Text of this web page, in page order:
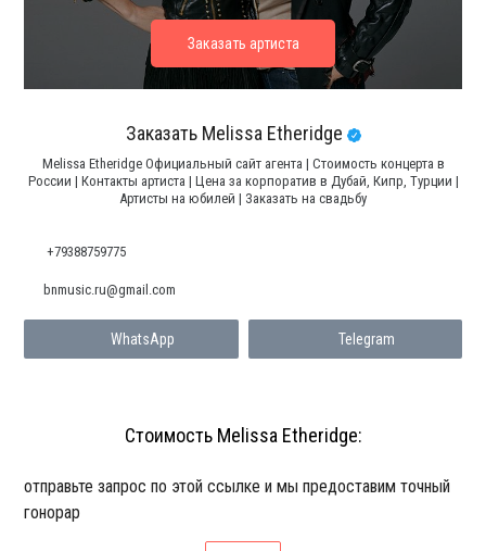
Заказать Melissa Etheridge
Melissa Etheridge Официальный сайт агента | Стоимость концерта в
России | Контакты артиста | Цена за корпоратив в Дубай, Кипр, Турции |
Артисты на юбилей | Заказать на свадьбу
+79388759775
WhatsApp Telegram
bnmusic.ru@gmail.com
Стоимость Melissa Etheridge:
отправьте запрос по этой ссылке и мы предоставим точный
гонорар